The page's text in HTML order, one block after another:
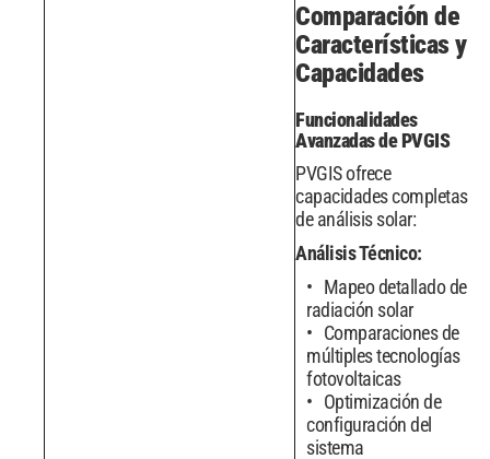
Comparación de
Características y
Capacidades
Funcionalidades
Avanzadas de PVGIS
PVGIS ofrece
capacidades completas
de análisis solar:
Análisis Técnico:
Mapeo detallado de
radiación solar
Comparaciones de
múltiples tecnologías
fotovoltaicas
Optimización de
configuración del
sistema